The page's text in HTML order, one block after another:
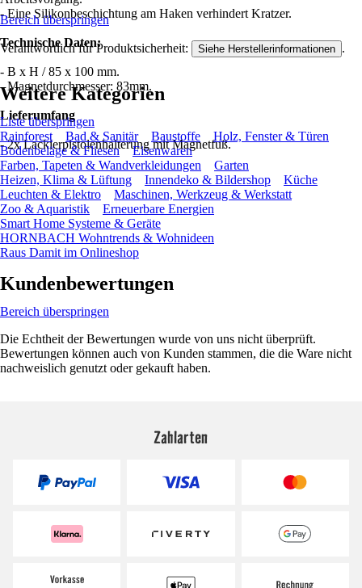
- Eine Silikonbeschichtung am Haken verhindert Kratzer.
Technische Daten:
- B x H / 85 x 100 mm.
- Magnetdurchmesser: 83mm.
Lieferumfang
- 2x Lackierpistolenhalterung mit Magnetfuß.
Bereich überspringen
Verantwortlich für Produktsicherheit: Siehe Herstellerinformationen .
Weitere Kategorien
Liste überspringen
Rainforest
Bad & Sanitär Baustoffe
Holz, Fenster & Türen
Bodenbeläge & Fliesen
Eisenwaren
Farben, Tapeten & Wandverkleidungen
Garten
Heizen, Klima & Lüftung
Innendeko & Bildershop
Küche
Leuchten & Elektro
Maschinen, Werkzeug & Werkstatt
Zoo & Aquaristik
Erneuerbare Energien
Smart Home Systeme & Geräte
HORNBACH Wohntrends & Wohnideen
Raus Damit im Onlineshop
Kundenbewertungen
Bereich überspringen
Die Echtheit der Bewertungen wurde von uns nicht überprüft.
Bewertungen können auch von Kunden stammen, die die Ware nicht
nachweislich genutzt oder gekauft haben.
Zahlarten